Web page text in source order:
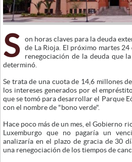
S
on horas claves para la deuda
de La Rioja. El próximo martes 24
renegociación de la deuda que
determinó.
Se trata de una cuota de 14,6 millones
los intereses generados por el
que se tomó para desarrollar el Parque
con el nombre de "bono verde".
Hace poco más de un mes, el Gobierno
Luxemburgo que no pagaría un
analizaría en el plazo de gracia de 30
una renegociación de los tiempos de